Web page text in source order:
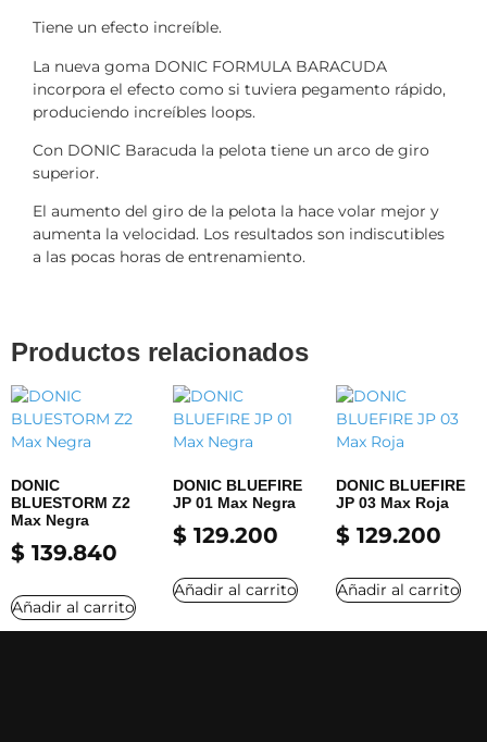
Tiene un efecto increíble.
La nueva goma DONIC FORMULA BARACUDA
incorpora el efecto como si tuviera pegamento rápido,
produciendo increíbles loops.
Con DONIC Baracuda la pelota tiene un arco de giro
superior.
El aumento del giro de la pelota la hace volar mejor y
aumenta la velocidad. Los resultados son indiscutibles
a las pocas horas de entrenamiento.
Productos relacionados
DONIC
BLUESTORM Z2
Max Negra
$ 139.840
Añadir al carrito
DONIC BLUEFIRE
JP 01 Max Negra
$ 129.200
Añadir al carrito
DONIC BLUEFIRE
JP 03 Max Roja
$129.200
Añadir al carrito